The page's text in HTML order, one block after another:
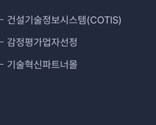
건설기술정보시스템(COTIS)
감정평가업자선정
기술혁신파트너몰